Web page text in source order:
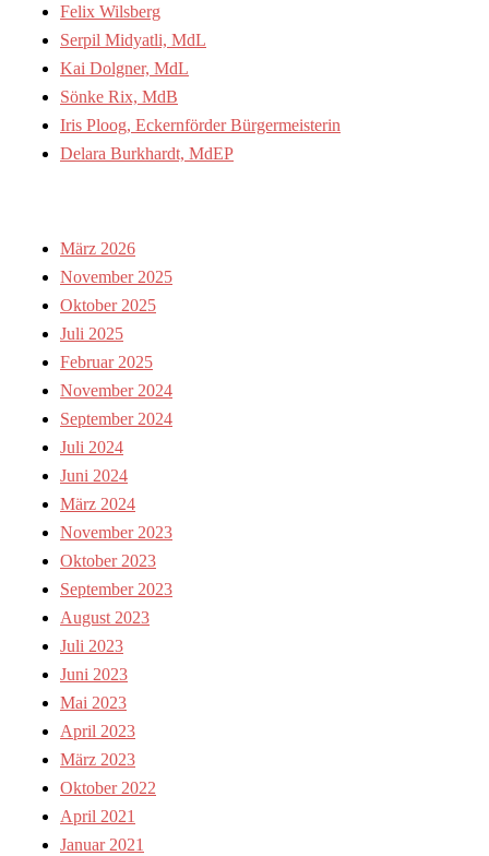
Felix Wilsberg
Serpil Midyatli, MdL
Kai Dolgner, MdL
Sönke Rix, MdB
Iris Ploog, Eckernförder Bürgermeisterin
Delara Burkhardt, MdEP
März 2026
November 2025
Oktober 2025
Juli 2025
Februar 2025
November 2024
September 2024
Juli 2024
Juni 2024
März 2024
November 2023
Oktober 2023
September 2023
August 2023
Juli 2023
Juni 2023
Mai 2023
April 2023
März 2023
Oktober 2022
April 2021
Januar 2021